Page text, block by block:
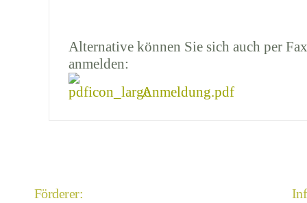
Alternative können Sie sich auch per
anmelden:
Anmeldung.pdf
Förderer: